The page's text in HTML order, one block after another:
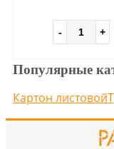
Популярные
Картон листовой